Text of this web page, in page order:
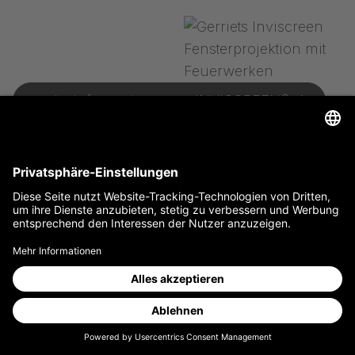
mehr Informationen zu INVISCREEN®
mehr Informationen zu PEPPER’S
GHOST